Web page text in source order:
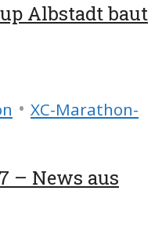
Albstadt baut
• XC-Marathon-
– News aus